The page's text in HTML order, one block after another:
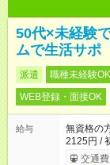
50代×未経験
ムで生活サポ
派遣 職種未経験OK
WEB登録・面接OK
給与
無資格の
2125円 /
交通